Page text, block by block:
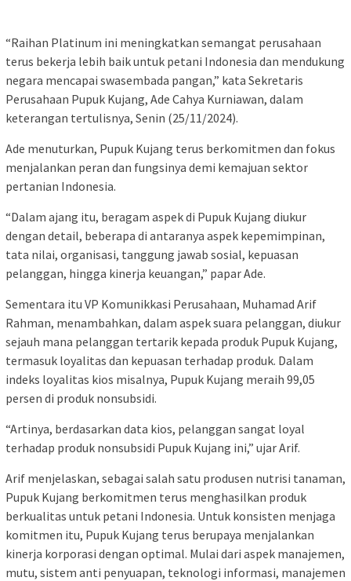
“Raihan Platinum ini meningkatkan semangat perusahaan
terus bekerja lebih baik untuk petani Indonesia dan mendukung
negara mencapai swasembada pangan,” kata Sekretaris
Perusahaan Pupuk Kujang, Ade Cahya Kurniawan, dalam
keterangan tertulisnya, Senin (25/11/2024).
Ade menuturkan, Pupuk Kujang terus berkomitmen dan fokus
menjalankan peran dan fungsinya demi kemajuan sektor
pertanian Indonesia.
“Dalam ajang itu, beragam aspek di Pupuk Kujang diukur
dengan detail, beberapa di antaranya aspek kepemimpinan,
tata nilai, organisasi, tanggung jawab sosial, kepuasan
pelanggan, hingga kinerja keuangan,” papar Ade.
Sementara itu VP Komunikkasi Perusahaan, Muhamad Arif
Rahman, menambahkan, dalam aspek suara pelanggan, diukur
sejauh mana pelanggan tertarik kepada produk Pupuk Kujang,
termasuk loyalitas dan kepuasan terhadap produk. Dalam
indeks loyalitas kios misalnya, Pupuk Kujang meraih 99,05
persen di produk nonsubsidi.
“Artinya, berdasarkan data kios, pelanggan sangat loyal
terhadap produk nonsubsidi Pupuk Kujang ini,” ujar Arif.
Arif menjelaskan, sebagai salah satu produsen nutrisi tanaman,
Pupuk Kujang berkomitmen terus menghasilkan produk
berkualitas untuk petani Indonesia. Untuk konsisten menjaga
komitmen itu, Pupuk Kujang terus berupaya menjalankan
kinerja korporasi dengan optimal. Mulai dari aspek manajemen,
mutu, sistem anti penyuapan, teknologi informasi, manajemen